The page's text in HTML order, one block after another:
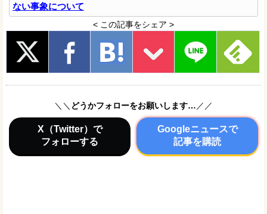
ない事象について
< この記事をシェア >
＼＼ どうかフォローをお願いします…／／
X（Twitter）で
フォローする
Googleニュースで
記事を購読